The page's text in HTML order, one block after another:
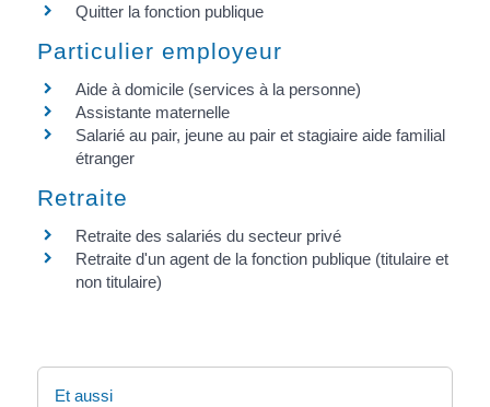
Quitter la fonction publique
Particulier employeur
Aide à domicile (services à la personne)
Assistante maternelle
Salarié au pair, jeune au pair et stagiaire aide familial
étranger
Retraite
Retraite des salariés du secteur privé
Retraite d'un agent de la fonction publique (titulaire et
non titulaire)
Et aussi